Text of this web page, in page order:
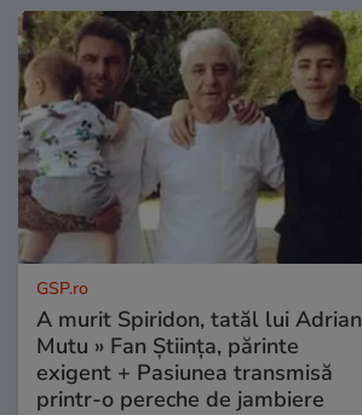
GSP.ro
A murit Spiridon, tatăl lui Adrian
Mutu » Fan Știința, părinte
exigent + Pasiunea transmisă
printr-o pereche de jambiere